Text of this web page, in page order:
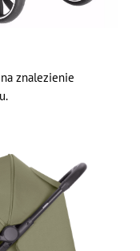
znalezienie